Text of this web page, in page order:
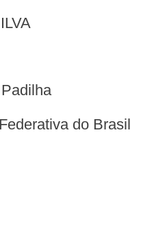
Padilha
do Brasil